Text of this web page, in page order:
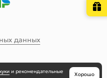
данных
и рекомендательные
Хорошо